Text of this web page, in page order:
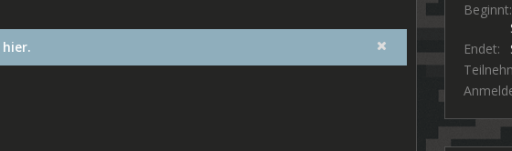
hier.
Beginnt
Endet